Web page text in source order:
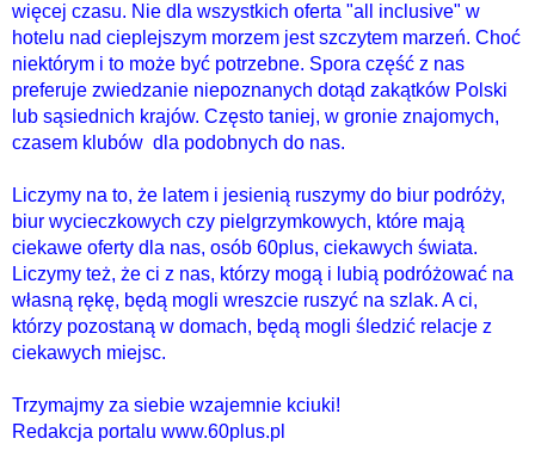
więcej czasu. Nie dla wszystkich oferta "all inclusive" w
hotelu nad cieplejszym morzem jest szczytem marzeń. Choć
niektórym i to może być potrzebne. Spora część z nas
preferuje zwiedzanie niepoznanych dotąd zakątków Polski
lub sąsiednich krajów. Często taniej, w gronie znajomych,
czasem klubów dla podobnych do nas.
Liczymy na to, że latem i jesienią ruszymy do biur podróży,
biur wycieczkowych czy pielgrzymkowych, które mają
ciekawe oferty dla nas, osób 60plus, ciekawych świata.
Liczymy też, że ci z nas, którzy mogą i lubią podróżować na
własną rękę, będą mogli wreszcie ruszyć na szlak. A ci,
którzy pozostaną w domach, będą mogli śledzić relacje z
ciekawych miejsc.
Trzymajmy za siebie wzajemnie kciuki!
Redakcja portalu www.60plus.pl